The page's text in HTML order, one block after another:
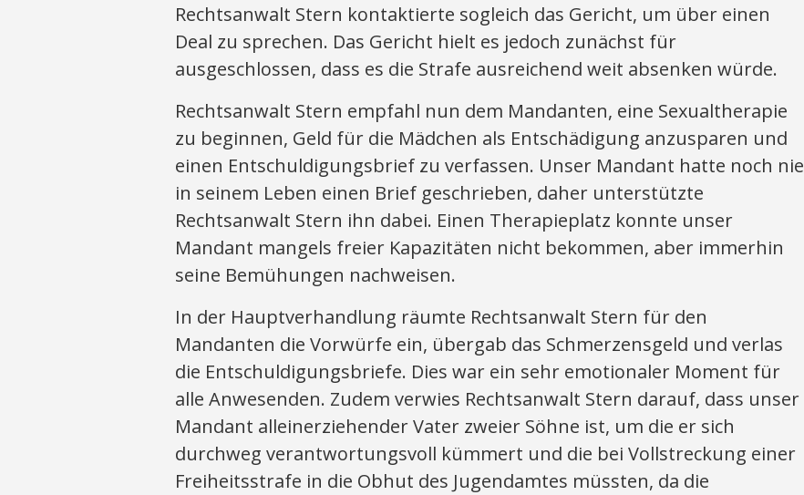
Rechtsanwalt Stern kontaktierte sogleich das Gericht, um über einen
Deal zu sprechen. Das Gericht hielt es jedoch zunächst für
ausgeschlossen, dass es die Strafe ausreichend weit absenken würde.
Rechtsanwalt Stern empfahl nun dem Mandanten, eine Sexualtherapie
zu beginnen, Geld für die Mädchen als Entschädigung anzusparen und
einen Entschuldigungsbrief zu verfassen. Unser Mandant hatte noch nie
in seinem Leben einen Brief geschrieben, daher unterstützte
Rechtsanwalt Stern ihn dabei. Einen Therapieplatz konnte unser
Mandant mangels freier Kapazitäten nicht bekommen, aber immerhin
seine Bemühungen nachweisen.
In der Hauptverhandlung räumte Rechtsanwalt Stern für den
Mandanten die Vorwürfe ein, übergab das Schmerzensgeld und verlas
die Entschuldigungsbriefe. Dies war ein sehr emotionaler Moment für
alle Anwesenden. Zudem verwies Rechtsanwalt Stern darauf, dass unser
Mandant alleinerziehender Vater zweier Söhne ist, um die er sich
durchweg verantwortungsvoll kümmert und die bei Vollstreckung einer
Freiheitsstrafe in die Obhut des Jugendamtes müssten, da die